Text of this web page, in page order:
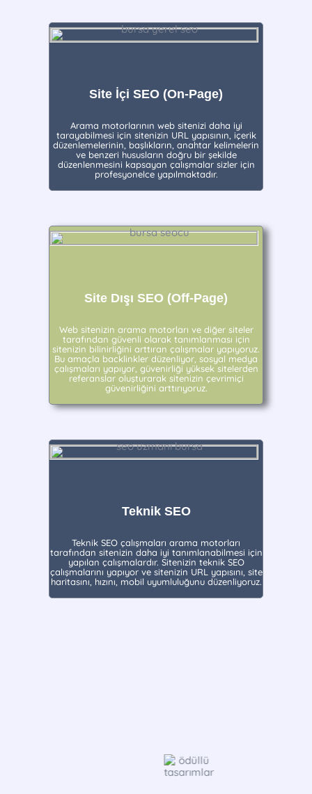
Site İçi SEO (On-Page)
Arama motorlarının web sitenizi daha iyi
tarayabilmesi için sitenizin URL yapısının, içerik
düzenlemelerinin, başlıkların, anahtar kelimelerin
ve benzeri hususların doğru bir şekilde
düzenlenmesini kapsayan çalışmalar sizler için
profesyonelce yapılmaktadır.
Site Dışı SEO (Off-Page)
Web sitenizin arama motorları ve diğer siteler
tarafından güvenli olarak tanımlanması için
sitenizin bilinirliğini arttıran çalışmalar yapıyoruz.
Bu amaçla backlinkler düzenliyor, sosyal medya
çalışmaları yapıyor, güvenirliği yüksek sitelerden
referanslar oluşturarak sitenizin çevrimiçi
güvenirliğini arttırıyoruz.
Teknik SEO
Teknik SEO çalışmaları arama motorları
tarafından sitenizin daha iyi tanımlanabilmesi için
yapılan çalışmalardır. Sitenizin teknik SEO
çalışmalarını yapıyor ve sitenizin URL yapısını, site
haritasını, hızını, mobil uyumluluğunu düzenliyoruz.